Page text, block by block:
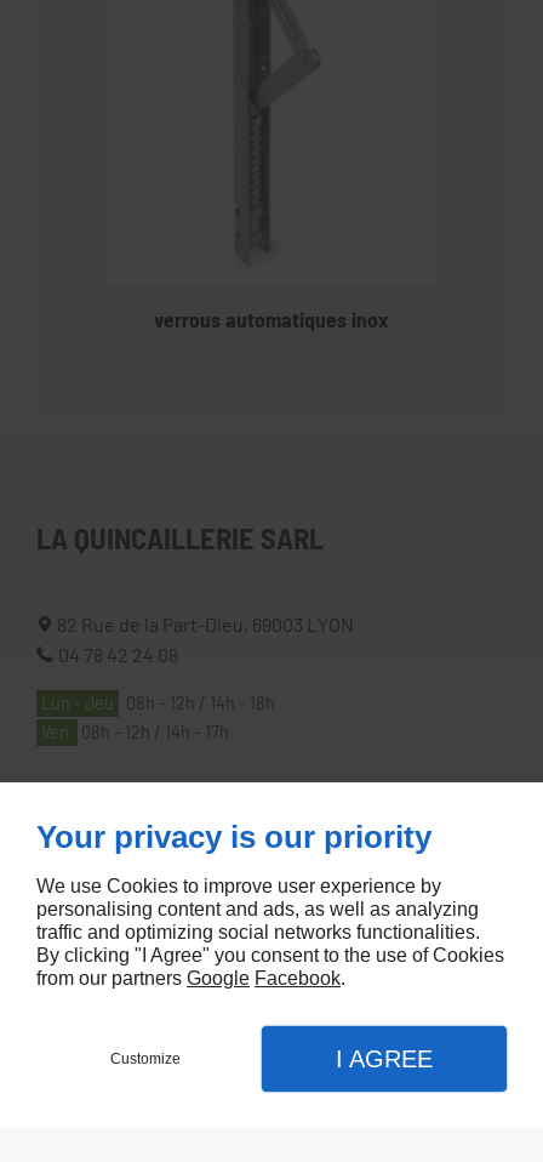
verrous automatiques inox
LA QUINCAILLERIE SARL
82 Rue de la Part-Dieu, 69003
LYON
04 78 42 24 08
Lun - Jeu
08h - 12h / 14h - 18h
Ven
08h - 12h / 14h - 17h
À PROPOS
Accueil
Contactez-nous
Mentions légales
Plan du site
Your privacy is our priority
We use Cookies to improve user experience by
personalising content and ads, as well as analyzing
traffic and optimizing social networks functionalities.
By clicking "I Agree" you consent to the use of Cookies
from our partners Google Facebook.
Customize I AGREE